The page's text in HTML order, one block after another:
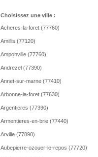
Choisissez une ville :
Acheres-la-foret (77760)
Amillis (77120)
Amponville (77760)
Andrezel (77390)
Annet-sur-marne (77410)
Arbonne-la-foret (77630)
Argentieres (77390)
Armentieres-en-brie (77440)
Arville (77890)
Aubepierre-ozouer-le-repos (77720)